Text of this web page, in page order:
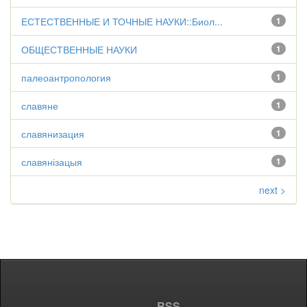
1
ЕСТЕСТВЕННЫЕ И ТОЧНЫЕ НАУКИ::Биол...
1
ОБЩЕСТВЕННЫЕ НАУКИ
1
палеоантропология
1
славяне
1
славянизация
1
славянізацыя
next >